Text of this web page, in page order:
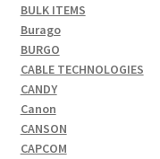
BULK ITEMS
Burago
BURGO
CABLE TECHNOLOGIES
CANDY
Canon
CANSON
CAPCOM